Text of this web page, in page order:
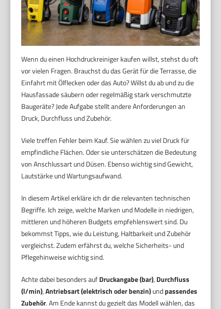
Wenn du einen Hochdruckreiniger kaufen willst, stehst du oft
vor vielen Fragen. Brauchst du das Gerät für die Terrasse, die
Einfahrt mit Ölflecken oder das Auto? Willst du ab und zu die
Hausfassade säubern oder regelmäßig stark verschmutzte
Baugeräte? Jede Aufgabe stellt andere Anforderungen an
Druck, Durchfluss und Zubehör.
Viele treffen Fehler beim Kauf. Sie wählen zu viel Druck für
empfindliche Flächen. Oder sie unterschätzen die Bedeutung
von Anschlussart und Düsen. Ebenso wichtig sind Gewicht,
Lautstärke und Wartungsaufwand.
In diesem Artikel erkläre ich dir die relevanten technischen
Begriffe. Ich zeige, welche Marken und Modelle in niedrigen,
mittleren und höheren Budgets empfehlenswert sind. Du
bekommst Tipps, wie du Leistung, Haltbarkeit und Zubehör
vergleichst. Zudem erfährst du, welche Sicherheits- und
Pflegehinweise wichtig sind.
Achte dabei besonders aufDruckangabe (bar), Durchfluss
(l/min),Antriebsart (elektrisch oder benzin)undpassendes
Zubehör. Am Ende kannst du gezielt das Modell wählen, das